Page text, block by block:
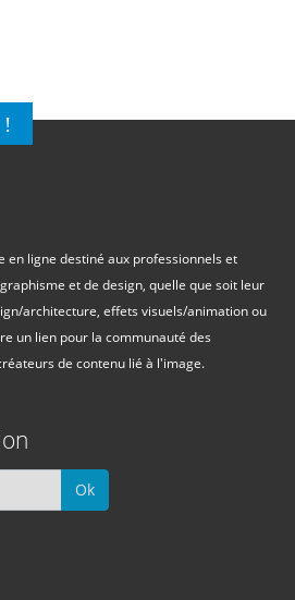
!
en ligne destiné aux professionnels et
et de design, quelle que soit leur
architecture, effets visuels/animation ou
un lien pour la communauté des
de contenu lié à l'image.
Ok